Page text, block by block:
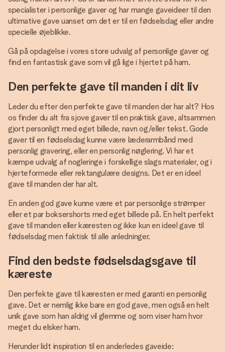
specialister i personlige gaver og har mange gaveideer til den
ultimative gave uanset om det er til en fødselsdag eller andre
specielle øjeblikke.
Gå på opdagelse i vores store udvalg af personlige gaver og
find en fantastisk gave som vil gå lige i hjertet på ham.
Den perfekte gave til manden i dit liv
Leder du efter den perfekte gave til manden der har alt? Hos
os finder du alt fra sjove gaver til en praktisk gave, altsammen
gjort personligt med eget billede, navn og/eller tekst. Gode
gaver til en fødselsdag kunne være læderarmbånd med
personlig gravering, eller en personlig nøglering. Vi har et
kæmpe udvalg af nogleringe i forskellige slags materialer, og i
hjerteformede eller rektangulære designs. Det er en ideel
gave til manden der har alt.
En anden god gave kunne være et par personlige strømper
eller et par boksershorts med eget billede på. En helt perfekt
gave til manden eller kæresten og ikke kun en ideel gave til
fødselsdag men faktisk til alle anledninger.
Find den bedste fødselsdagsgave til
kæreste
Den perfekte gave til kæresten er med garanti en personlig
gave. Det er nemlig ikke bare en god gave, men også en helt
unik gave som han aldrig vil glemme og som viser ham hvor
meget du elsker ham.
Herunder lidt inspiration til en anderledes gaveide: